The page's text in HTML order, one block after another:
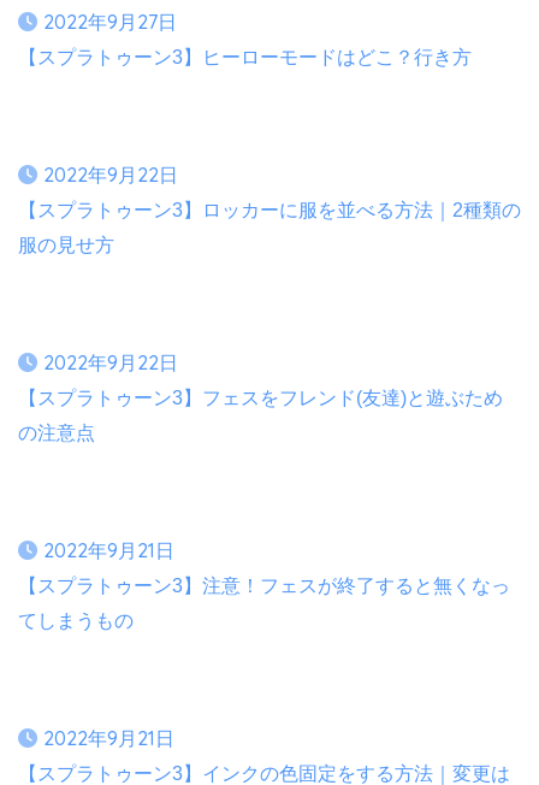
2022年9月27日
【スプラトゥーン3】ヒーローモードはどこ？行き方
2022年9月22日
【スプラトゥーン3】ロッカーに服を並べる方法｜2種類の
服の見せ方
2022年9月22日
【スプラトゥーン3】フェスをフレンド(友達)と遊ぶため
の注意点
2022年9月21日
【スプラトゥーン3】注意！フェスが終了すると無くなっ
てしまうもの
2022年9月21日
【スプラトゥーン3】インクの色固定をする方法｜変更は